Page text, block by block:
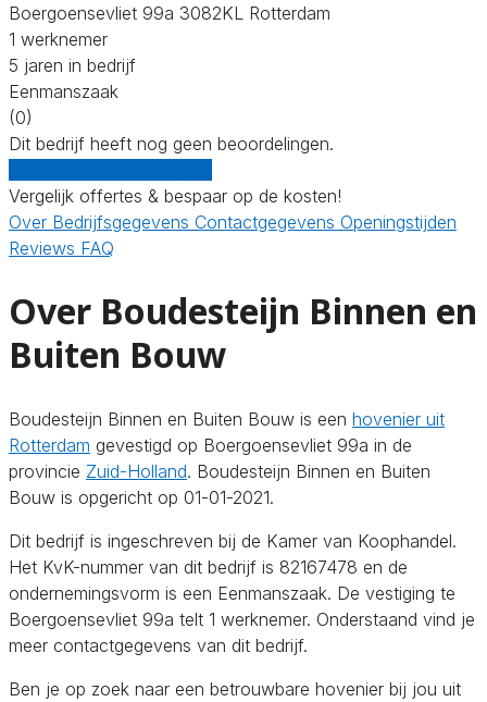
Boergoensevliet 99a 3082KL Rotterdam
1 werknemer
5 jaren in bedrijf
Eenmanszaak
(0)
Dit bedrijf heeft nog geen beoordelingen.
Vergelijk offertes & bespaar op de kosten!
Over Bedrijfsgegevens Contactgegevens Openingstijden
Reviews FAQ
Over Boudesteijn Binnen en
Buiten Bouw
Boudesteijn Binnen en Buiten Bouw is een hovenier uit
Rotterdam gevestigd op Boergoensevliet 99a in de
provincie Zuid-Holland. Boudesteijn Binnen en Buiten
Bouw is opgericht op 01-01-2021.
Dit bedrijf is ingeschreven bij de Kamer van Koophandel.
Het KvK-nummer van dit bedrijf is 82167478 en de
ondernemingsvorm is een Eenmanszaak. De vestiging te
Boergoensevliet 99a telt 1 werknemer. Onderstaand vind je
meer contactgegevens van dit bedrijf.
Ben je op zoek naar een betrouwbare hovenier bij jou uit